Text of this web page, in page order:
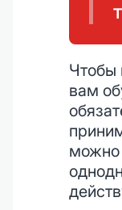
Чтобы
вам
можно